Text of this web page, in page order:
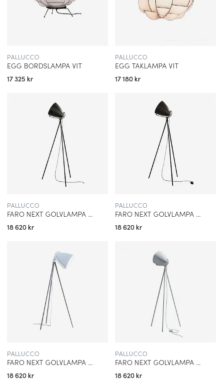
PALLUCCO
EGG BORDSLAMPA VIT
17 325 kr
PALLUCCO
EGG TAKLAMPA VIT
17 180 kr
PALLUCCO
FARO NEXT GOLVLAMPA SVART/EK
18 620 kr
PALLUCCO
FARO NEXT GOLVLAMPA SVART/SVART EK
18 620 kr
PALLUCCO
FARO NEXT GOLVLAMPA VIT/EK
18 620 kr
PALLUCCO
FARO NEXT GOLVLAMPA VIT/VIT EK
18 620 kr